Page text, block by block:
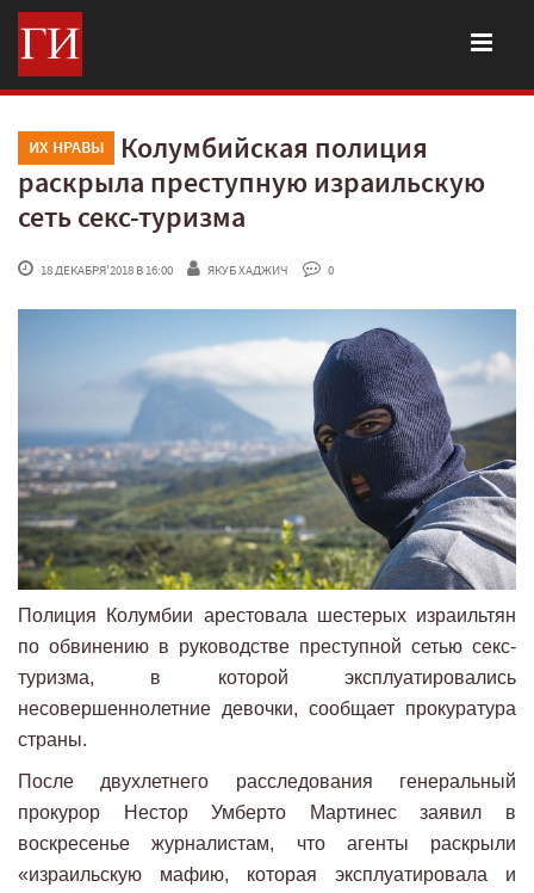
ИХ НРАВЫ
Колумбийская полиция
раскрыла преступную израильскую
сеть секс-туризма
18 ДЕКАБРЯ'2018 В 16:00 ЯКУБ ХАДЖИЧ 0
Полиция Колумбии арестовала шестерых израильтян
по обвинению в руководстве преступной сетью секс-
туризма, в которой эксплуатировались
несовершеннолетние девочки, сообщает прокуратура
страны.
После двухлетнего расследования генеральный
прокурор Нестор Умберто Мартинес заявил в
воскресенье журналистам, что агенты раскрыли
«израильскую мафию, которая эксплуатировала и